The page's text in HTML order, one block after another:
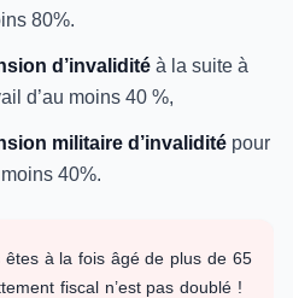
80%.
d’invalidité à la suite à
d’au moins 40 %,
militaire d’invalidité pour
40%.
êtes à la fois âgé de plus de 65
fiscal n’est pas doublé !